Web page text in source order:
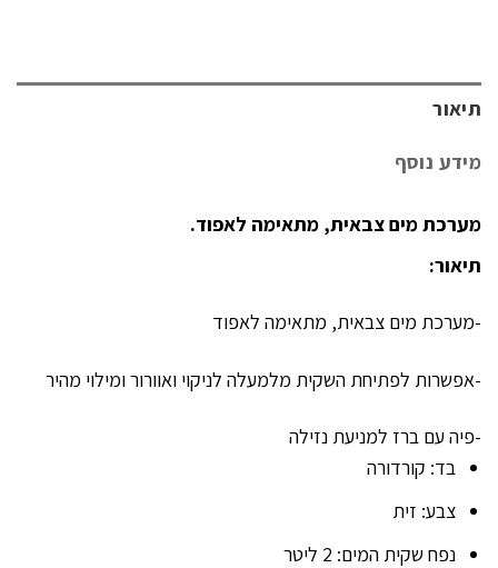
תיאור
מידע נוסף
מערכת מים צבאית, מתאימה לאפוד.
תיאור:
-מערכת מים צבאית, מתאימה לאפוד
-אפשרות לפתיחת השקית מלמעלה לניקוי ואוורור ומילוי מהיר
-פיה עם ברז למניעת נזילה
בד: קורדורה
צבע: זית
נפח שקית המים: 2 ליטר